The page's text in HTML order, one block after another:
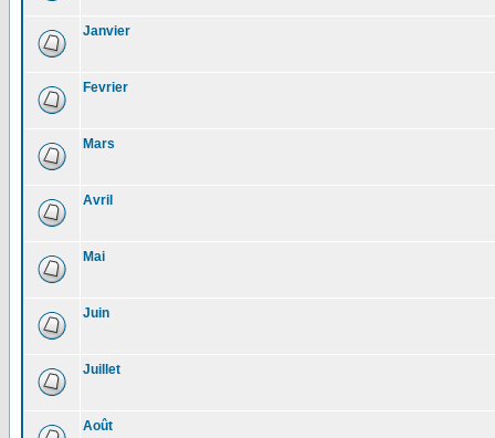
Janvier
Fevrier
Mars
Avril
Mai
Juin
Juillet
Août